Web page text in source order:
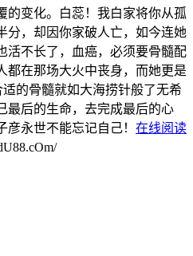
的变化。白蕊！我白家将你从孤
分，却因你家破人亡，如今连她
活不长了，血癌，必须要骨髓配
都在那场大火中丧身，而她更是
的骨髓就如大海捞针般了无希
最后的生命，去完成最后的心
永世不能忘记自己！ 在线阅读